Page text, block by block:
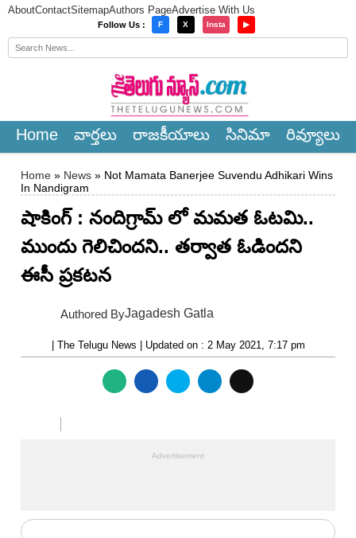
AboutContactSitemapAuthors PageAdvertise With Us
Follow Us : F X Insta ▶
Home వార్త‌లు రాజ‌కీయాలు సినిమా రివ్యూలు
Home » News » Not Mamata Banerjee Suvendu Adhikari Wins
In Nandigram
షాకింగ్ : నందిగ్రామ్ లో మమత ఓటమి..
ముందు గెలిచిందని.. తర్వాత ఓడిందని
ఈసీ ప్రకటన
Authored ByJagadesh Gatla
| The Telugu News | Updated on : 2 May 2021, 7:17 pm